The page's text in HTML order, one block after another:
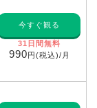
今すぐ観る
31日間無料
990円(税込)/月